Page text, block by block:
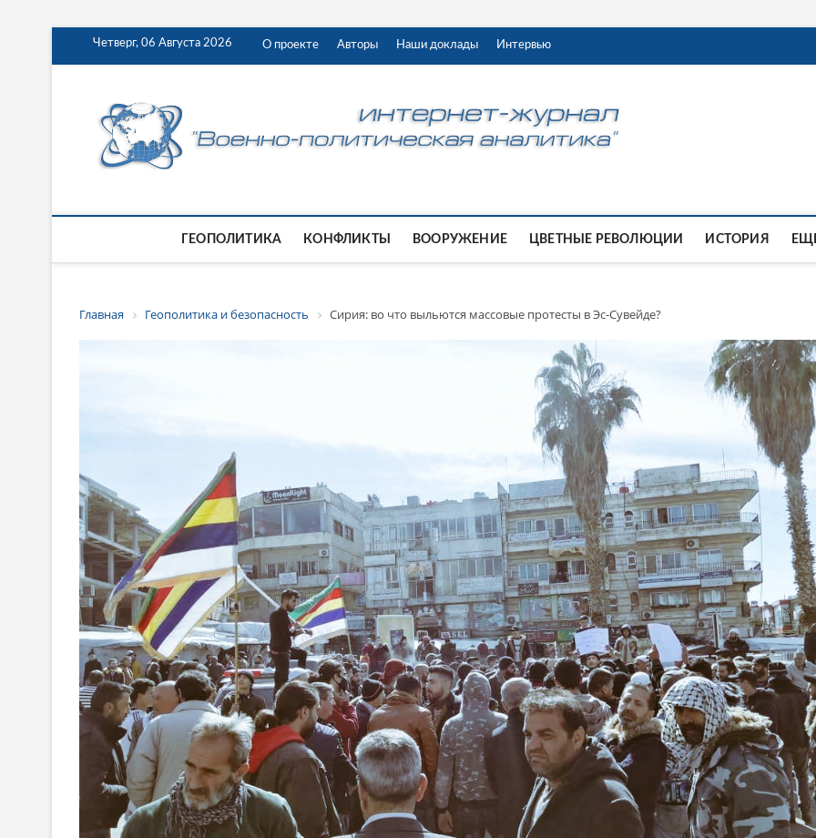
Четверг, 06 Августа 2026 О проекте Авторы Наши доклады Интервью
ГЕОПОЛИТИКА КОНФЛИКТЫ ВООРУЖЕНИЕ ЦВЕТНЫЕ РЕВОЛЮЦИИ ИСТОРИЯ
Главная Геополитика и безопасность Сирия: во что выльются массовые протесты в Эс-Сувейде?